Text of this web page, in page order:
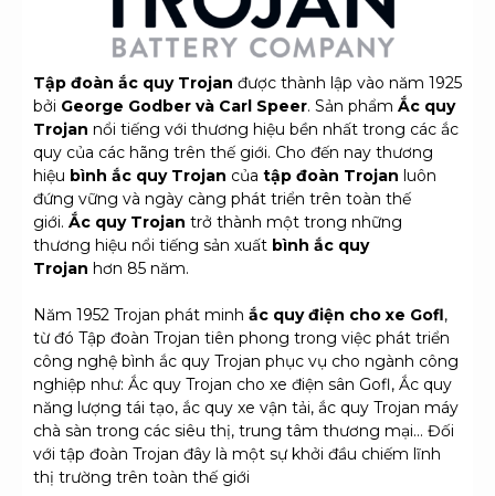
Tập đoàn ắc quy Trojan được thành lập vào năm 1925
bởi George Godber và Carl Speer. Sản phẩm Ắc quy
Trojan nổi tiếng với thương hiệu bền nhất trong các ắc
quy của các hãng trên thế giới. Cho đến nay thương
hiệu bình ắc quy Trojan của tập đoàn Trojan luôn
đứng vững và ngày càng phát triển trên toàn thế
giới. Ắc quy Trojan trở thành một trong những
thương hiệu nổi tiếng sản xuất bình ắc quy
Trojan hơn 85 năm.
Năm 1952 Trojan phát minh ắc quy điện cho xe Gofl,
từ đó Tập đoàn Trojan tiên phong trong việc phát triển
công nghệ bình ắc quy Trojan phục vụ cho ngành công
nghiệp như: Ắc quy Trojan cho xe điện sân Gofl, Ắc quy
năng lượng tái tạo, ắc quy xe vận tải, ắc quy Trojan máy
chà sàn trong các siêu thị, trung tâm thương mại… Đối
với tập đoàn Trojan đây là một sự khởi đầu chiếm lĩnh
thị trường trên toàn thế giới